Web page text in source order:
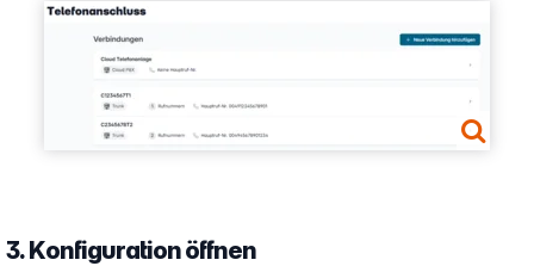
Show larger version
3. Konfiguration öffnen